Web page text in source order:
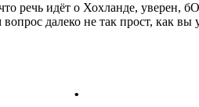
речь идёт о Хохланде, уверен,
далеко не так прост, как вы
.